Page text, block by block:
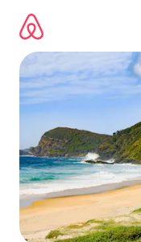
sadržaj